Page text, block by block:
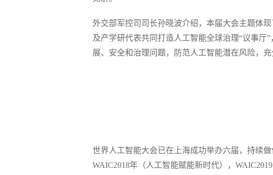
外交部军控司司长孙晓波介绍，本届大会主题体
及产学研代表共同打造人工智能全球治理“议事
展、安全和治理问题，防范人工智能潜在风险，
世界人工智能大会已在上海成功举办六届，持续
WAIC2018年（人工智能赋能新时代），